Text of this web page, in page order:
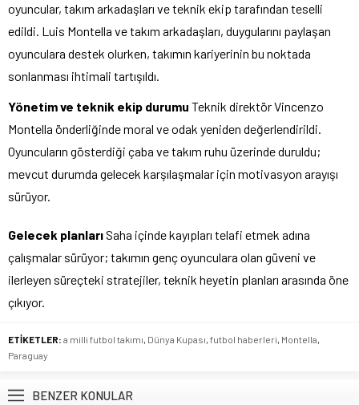
oyuncular, takım arkadaşları ve teknik ekip tarafından teselli
edildi. Luis Montella ve takım arkadaşları, duygularını paylaşan
oyunculara destek olurken, takımın kariyerinin bu noktada
sonlanması ihtimali tartışıldı.
Yönetim ve teknik ekip durumu Teknik direktör Vincenzo
Montella önderliğinde moral ve odak yeniden değerlendirildi.
Oyuncuların gösterdiği çaba ve takım ruhu üzerinde duruldu;
mevcut durumda gelecek karşılaşmalar için motivasyon arayışı
sürüyor.
Gelecek planlarıSaha içinde kayıpları telafi etmek adına
çalışmalar sürüyor; takımın genç oyunculara olan güveni ve
ilerleyen süreçteki stratejiler, teknik heyetin planları arasında öne
çıkıyor.
ETİKETLER: a milli futbol takımı, Dünya Kupası, futbol haberleri, Montella,
Paraguay
BENZER KONULAR